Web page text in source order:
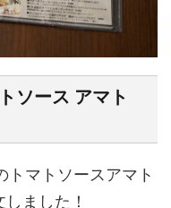
ソース アマト
トマトソースアマト
ました！